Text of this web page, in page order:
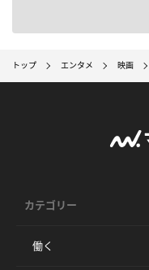
トップ エンタメ 映画
カテゴリー
働く